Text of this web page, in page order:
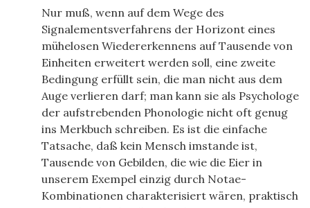
Nur muß, wenn auf dem Wege des
Signalementsverfahrens der Horizont eines
mühelosen Wiedererkennens auf Tausende von
Einheiten erweitert werden soll, eine zweite
Bedingung erfüllt sein, die man nicht aus dem
Auge verlieren darf; man kann sie als Psychologe
der aufstrebenden Phonologie nicht oft genug
ins Merkbuch schreiben. Es ist die einfache
Tatsache, daß kein Mensch imstande ist,
Tausende von Gebilden, die wie die Eier in
unserem Exempel einzig durch Notae-
Kombinationen charakterisiert wären, praktisch